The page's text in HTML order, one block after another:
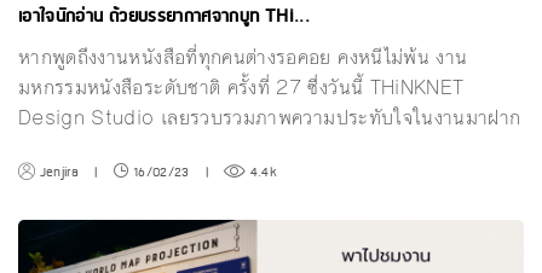
เอาใจนักอ่าน ด้วยบรรยากาศจากบูท THi...
หากพูดถึงงานหนังสือที่ทุกคนต่างรอคอย คงหนีไม่พ้น งาน
มหกรรมหนังสือระดับชาติ ครั้งที่ 27 ซึ่งวันนี้ THiNKNET
Design Studio เลยรวบรวมภาพความประทับใจในงานมาฝาก
Jenjira | 16/02/23 | 4.4k